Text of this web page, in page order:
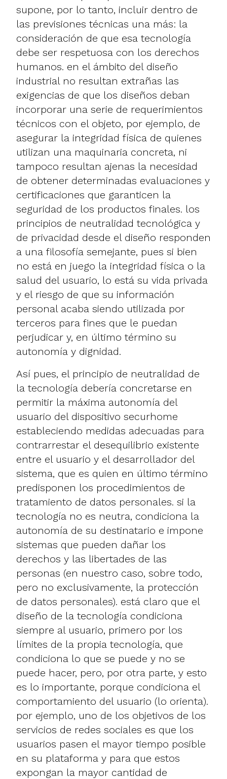
supone, por lo tanto, incluir dentro de
las previsiones técnicas una más: la
consideración de que esa tecnología
debe ser respetuosa con los derechos
humanos. en el ámbito del diseño
industrial no resultan extrañas las
exigencias de que los diseños deban
incorporar una serie de requerimientos
técnicos con el objeto, por ejemplo, de
asegurar la integridad física de quienes
utilizan una maquinaria concreta, ni
tampoco resultan ajenas la necesidad
de obtener determinadas evaluaciones y
certificaciones que garanticen la
seguridad de los productos finales. los
principios de neutralidad tecnológica y
de privacidad desde el diseño responden
a una filosofía semejante, pues si bien
no está en juego la integridad física o la
salud del usuario, lo está su vida privada
y el riesgo de que su información
personal acaba siendo utilizada por
terceros para fines que le puedan
perjudicar y, en último término su
autonomía y dignidad.
Así pues, el principio de neutralidad de
la tecnología debería concretarse en
permitir la máxima autonomía del
usuario del dispositivo securhome
estableciendo medidas adecuadas para
contrarrestar el desequilibrio existente
entre el usuario y el desarrollador del
sistema, que es quien en último término
predisponen los procedimientos de
tratamiento de datos personales. si la
tecnología no es neutra, condiciona la
autonomía de su destinatario e impone
sistemas que pueden dañar los
derechos y las libertades de las
personas (en nuestro caso, sobre todo,
pero no exclusivamente, la protección
de datos personales). está claro que el
diseño de la tecnología condiciona
siempre al usuario, primero por los
límites de la propia tecnología, que
condiciona lo que se puede y no se
puede hacer, pero, por otra parte, y esto
es lo importante, porque condiciona el
comportamiento del usuario (lo orienta).
por ejemplo, uno de los objetivos de los
servicios de redes sociales es que los
usuarios pasen el mayor tiempo posible
en su plataforma y para que estos
expongan la mayor cantidad de